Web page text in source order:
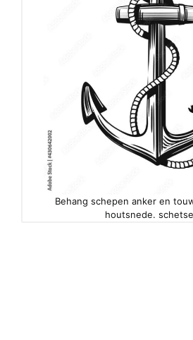
Behang schepen anker en
houtsnede.